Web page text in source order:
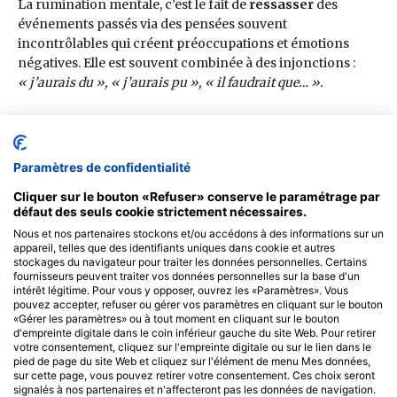
Paramètres de confidentialité
Cliquer sur le bouton «Refuser» conserve le paramétrage par
défaut des seuls cookie strictement nécessaires.
Nous et nos partenaires stockons et/ou accédons à des informations sur un
appareil, telles que des identifiants uniques dans cookie et autres
stockages du navigateur pour traiter les données personnelles. Certains
fournisseurs peuvent traiter vos données personnelles sur la base d'un
intérêt légitime. Pour vous y opposer, ouvrez les «Paramètres». Vous
pouvez accepter, refuser ou gérer vos paramètres en cliquant sur le bouton
«Gérer les paramètres» ou à tout moment en cliquant sur le bouton
d'empreinte digitale dans le coin inférieur gauche du site Web. Pour retirer
votre consentement, cliquez sur l'empreinte digitale ou sur le lien dans le
pied de page du site Web et cliquez sur l'élément de menu Mes données,
sur cette page, vous pouvez retirer votre consentement. Ces choix seront
signalés à nos partenaires et n'affecteront pas les données de navigation.